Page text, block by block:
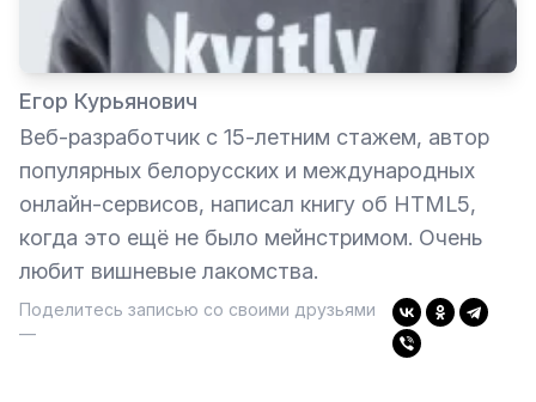
Егор Курьянович
Веб-разработчик с 15-летним стажем, автор
популярных белорусских и международных
онлайн-сервисов, написал книгу об HTML5,
когда это ещё не было мейнстримом. Очень
любит вишневые лакомства.
Поделитесь записью со своими друзьями
—